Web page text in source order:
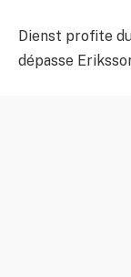
Dienst profite
dépasse